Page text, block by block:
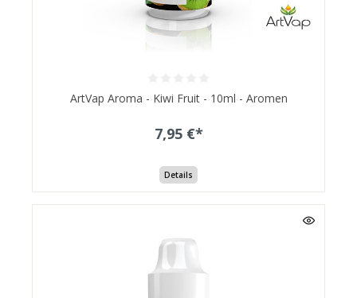
ArtVap Aroma - Kiwi Fruit - 10ml - Aromen
7,95 €*
Details